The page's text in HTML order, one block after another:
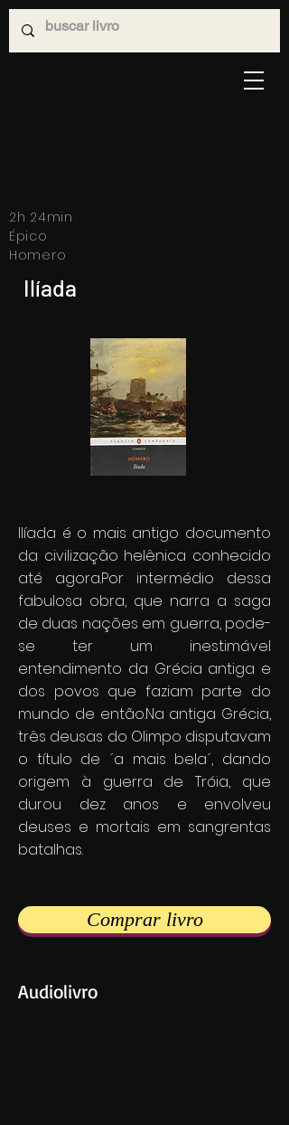
2h 24min
Épico
Homero
Ilíada
Ilíada é o mais antigo documento
da civilização helênica conhecido
até agora.Por intermédio dessa
fabulosa obra, que narra a saga
de duas nações em guerra, pode-
se ter um inestimável
entendimento da Grécia antiga e
dos povos que faziam parte do
mundo de então.Na antiga Grécia,
três deusas do Olimpo disputavam
o título de ´a mais bela´, dando
origem à guerra de Tróia, que
durou dez anos e envolveu
deuses e mortais em sangrentas
batalhas.
Comprar livro
Audiolivro